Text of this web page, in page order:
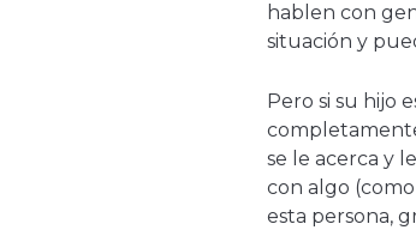
hablen con
situación y
Pero si su hijo
se le acerca y
con algo
esta persona,